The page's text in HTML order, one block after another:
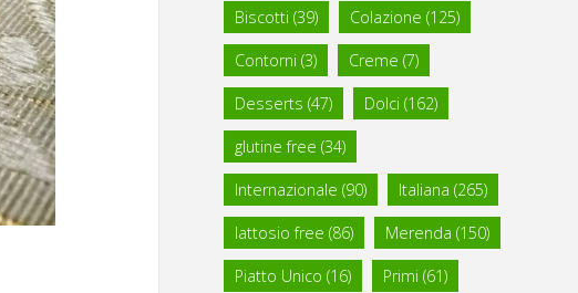
Biscotti (39) Colazione (125)
Contorni (3) Creme (7)
Desserts (47) Dolci (162)
glutine free (34)
Internazionale (90) Italiana (265)
lattosio free (86) Merenda (150)
Piatto Unico (16) Primi (61)